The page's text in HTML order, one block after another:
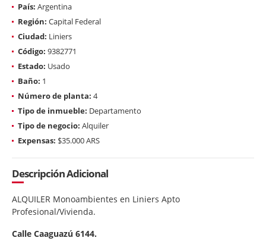
País: Argentina
Región: Capital Federal
Ciudad: Liniers
Código: 9382771
Estado: Usado
Baño: 1
Número de planta: 4
Tipo de inmueble: Departamento
Tipo de negocio: Alquiler
Expensas: $35.000 ARS
Descripción Adicional
ALQUILER Monoambientes en Liniers Apto
Profesional/Vivienda.
Calle Caaguazú 6144.